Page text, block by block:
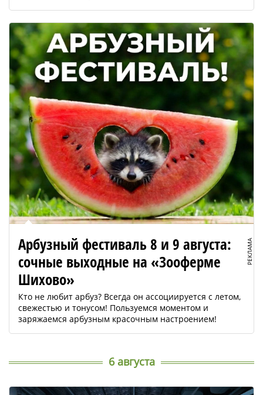
РЕКЛАМА
Арбузный фестиваль 8 и 9 августа:
сочные выходные на «Зооферме
Шихово»
Кто не любит арбуз? Всегда он ассоциируется с летом,
свежестью и тонусом! Пользуемся моментом и
заряжаемся арбузным красочным настроением!
6 августа